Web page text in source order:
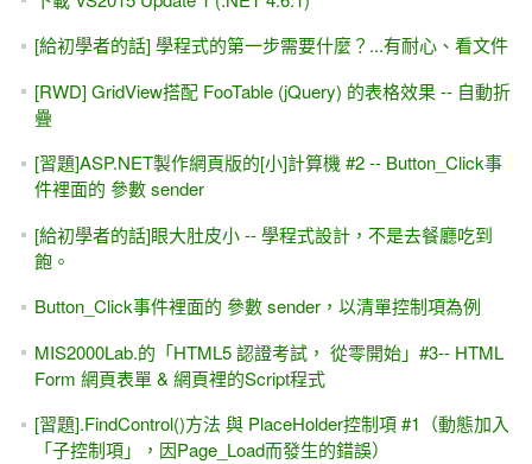
[給初學者的話] 學程式的第一步需要什麼？...有耐心、看文件
[RWD] GridView搭配 FooTable (jQuery) 的表格效果 -- 自動折
疊
[習題]ASP.NET製作網頁版的[小]計算機 #2 -- Button_Click事
件裡面的 參數 sender
[給初學者的話]眼大肚皮小 -- 學程式設計，不是去餐廳吃到
飽。
Button_Click事件裡面的 參數 sender，以清單控制項為例
MIS2000Lab.的「HTML5 認證考試， 從零開始」#3-- HTML
Form 網頁表單 & 網頁裡的Script程式
[習題].FindControl()方法 與 PlaceHolder控制項 #1（動態加入
「子控制項」，因Page_Load而發生的錯誤）